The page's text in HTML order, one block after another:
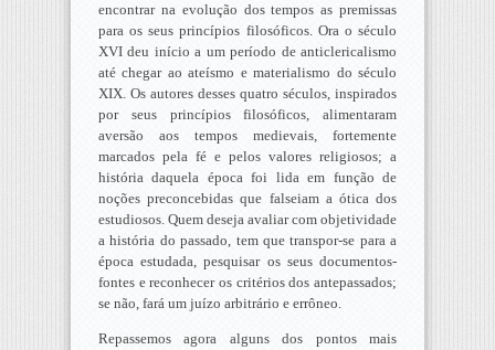
encontrar na evolução dos tempos as premissas
para os seus princípios filosóficos. Ora o século
XVI deu início a um período de anticlericalismo
até chegar ao ateísmo e materialismo do século
XIX. Os autores desses quatro séculos, inspirados
por seus princípios filosóficos, alimentaram
aversão aos tempos medievais, fortemente
marcados pela fé e pelos valores religiosos; a
história daquela época foi lida em função de
noções preconcebidas que falseiam a ótica dos
estudiosos. Quem deseja avaliar com objetividade
a história do passado, tem que transpor-se para a
época estudada, pesquisar os seus documentos-
fontes e reconhecer os critérios dos antepassados;
se não, fará um juízo arbitrário e errôneo.
Repassemos agora alguns dos pontos mais